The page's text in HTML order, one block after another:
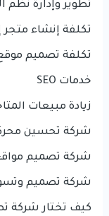
تطوير وإدارة نظم
تكلفة إنشاء متجر
تكلفة تصميم موقع
خدمات SEO
زيادة مبيعات
شركة تحسين
شركة تصميم
شركة تصميم
كيف تختار شركة